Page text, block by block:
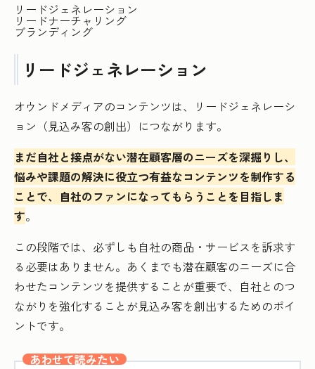
リードジェネレーション
リードナーチャリング
ブランディング
リードジェネレーション
オウンドメディアのコンテンツは、リードジェネレーシ
ョン（見込み客の創出）につながります。
まだ自社と接点がない潜在顧客層のニーズを深掘りし、
悩みや課題の解決に役立つ有益なコンテンツを制作する
ことで、自社のファンになってもらうことを目指しま
す。
この段階では、必ずしも自社の商品・サービスを訴求す
る必要はありません。あくまでも潜在顧客のニーズに合
わせたコンテンツを提供することが重要で、自社とのつ
ながりを強化することが見込み客を創出するためのポイ
ントです。
あわせて読みたい